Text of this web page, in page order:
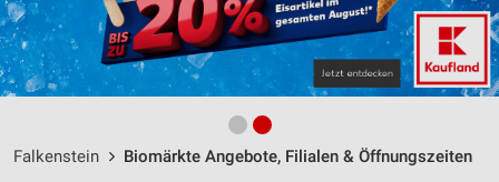
Falkenstein Biomärkte Angebote, Filialen & Öffnungszeiten